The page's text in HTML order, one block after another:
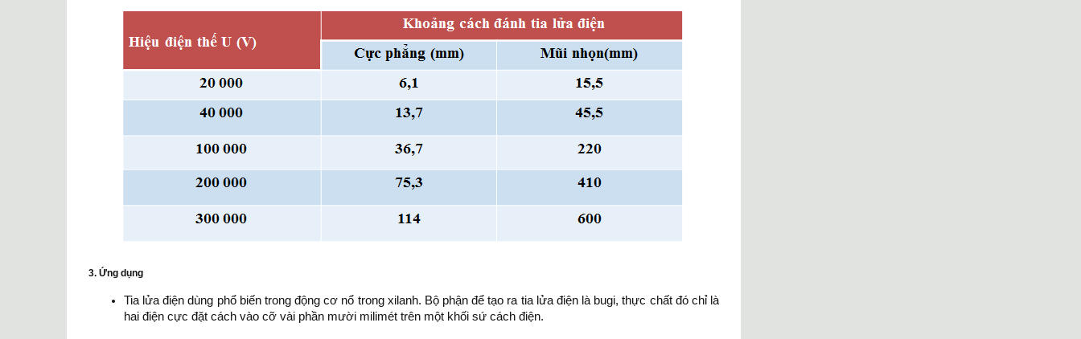
3. Ứng dụng
Tia lửa điện dùng phổ biến trong động cơ nổ trong xilanh. Bộ phận để tạo ra tia lửa điện là bugi, thực chất đó chỉ là
hai điện cực đặt cách vào cỡ vài phần mười milimét trên một khối sứ cách điện.